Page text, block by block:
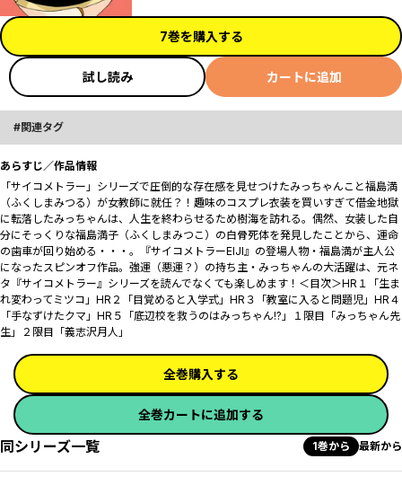
7巻を購入する
試し読み カートに追加
関連タグ
あらすじ／作品情報
「サイコメトラー」シリーズで圧倒的な存在感を見せつけたみっちゃんこと福島満
（ふくしまみつる）が女教師に就任？！趣味のコスプレ衣装を買いすぎて借金地獄
に転落したみっちゃんは、人生を終わらせるため樹海を訪れる。偶然、女装した自
分にそっくりな福島満子（ふくしまみつこ）の白骨死体を発見したことから、運命
の歯車が回り始める・・・。『サイコメトラーEIJI』の登場人物・福島満が主人公
になったスピンオフ作品。強運（悪運？）の持ち主・みっちゃんの大活躍は、元ネ
タ『サイコメトラー』シリーズを読んでなくても楽しめます！＜目次＞HR１「生ま
れ変わってミツコ」HR２「目覚めると入学式」HR３「教室に入ると問題児」HR４
「手なずけたクマ」HR５「底辺校を救うのはみっちゃん!?」１限目「みっちゃん先
生」２限目「義志沢月人」
全巻購入する
全巻カートに追加する
同シリーズ一覧 1巻から 最新から